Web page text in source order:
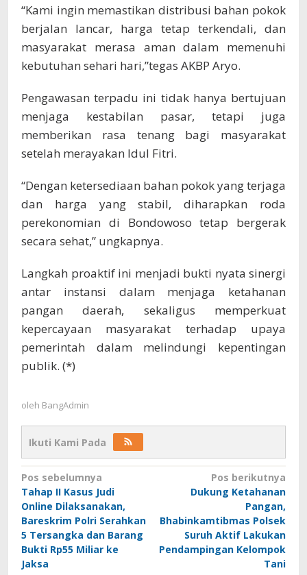
“Kami ingin memastikan distribusi bahan pokok
berjalan lancar, harga tetap terkendali, dan
masyarakat merasa aman dalam memenuhi
kebutuhan sehari hari,”tegas AKBP Aryo.
Pengawasan terpadu ini tidak hanya bertujuan
menjaga kestabilan pasar, tetapi juga
memberikan rasa tenang bagi masyarakat
setelah merayakan Idul Fitri.
“Dengan ketersediaan bahan pokok yang terjaga
dan harga yang stabil, diharapkan roda
perekonomian di Bondowoso tetap bergerak
secara sehat,” ungkapnya.
Langkah proaktif ini menjadi bukti nyata sinergi
antar instansi dalam menjaga ketahanan
pangan daerah, sekaligus memperkuat
kepercayaan masyarakat terhadap upaya
pemerintah dalam melindungi kepentingan
publik. (*)
oleh BangAdmin
Ikuti Kami Pada
Navigasi
pos
Pos sebelumnya
Tahap II Kasus Judi
Online Dilaksanakan,
Bareskrim Polri Serahkan
5 Tersangka dan Barang
Bukti Rp55 Miliar ke
Jaksa
Pos berikutnya
Dukung Ketahanan
Pangan,
Bhabinkamtibmas Polsek
Suruh Aktif Lakukan
Pendampingan Kelompok
Tani